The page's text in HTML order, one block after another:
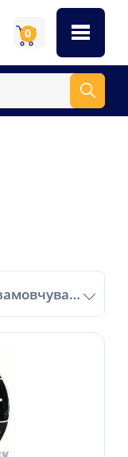
0
за замовчуванням